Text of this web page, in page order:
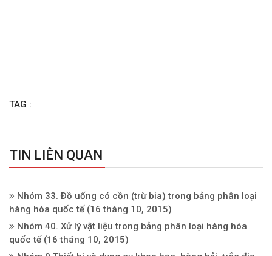
TAG :
TIN LIÊN QUAN
Nhóm 33. Ðồ uống có cồn (trừ bia) trong bảng phân loại
hàng hóa quốc tế(16 tháng 10, 2015)
Nhóm 40. Xử lý vật liệu trong bảng phân loại hàng hóa
quốc tế(16 tháng 10, 2015)